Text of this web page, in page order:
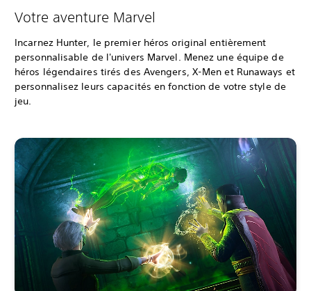
Votre aventure Marvel
Incarnez Hunter, le premier héros original entièrement
personnalisable de l'univers Marvel. Menez une équipe de
héros légendaires tirés des Avengers, X-Men et Runaways et
personnalisez leurs capacités en fonction de votre style de
jeu.